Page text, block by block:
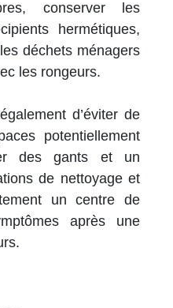
conserver les
hermétiques,
déchets ménagers
les rongeurs.
d’éviter de
potentiellement
des gants et un
de nettoyage et
un centre de
après une